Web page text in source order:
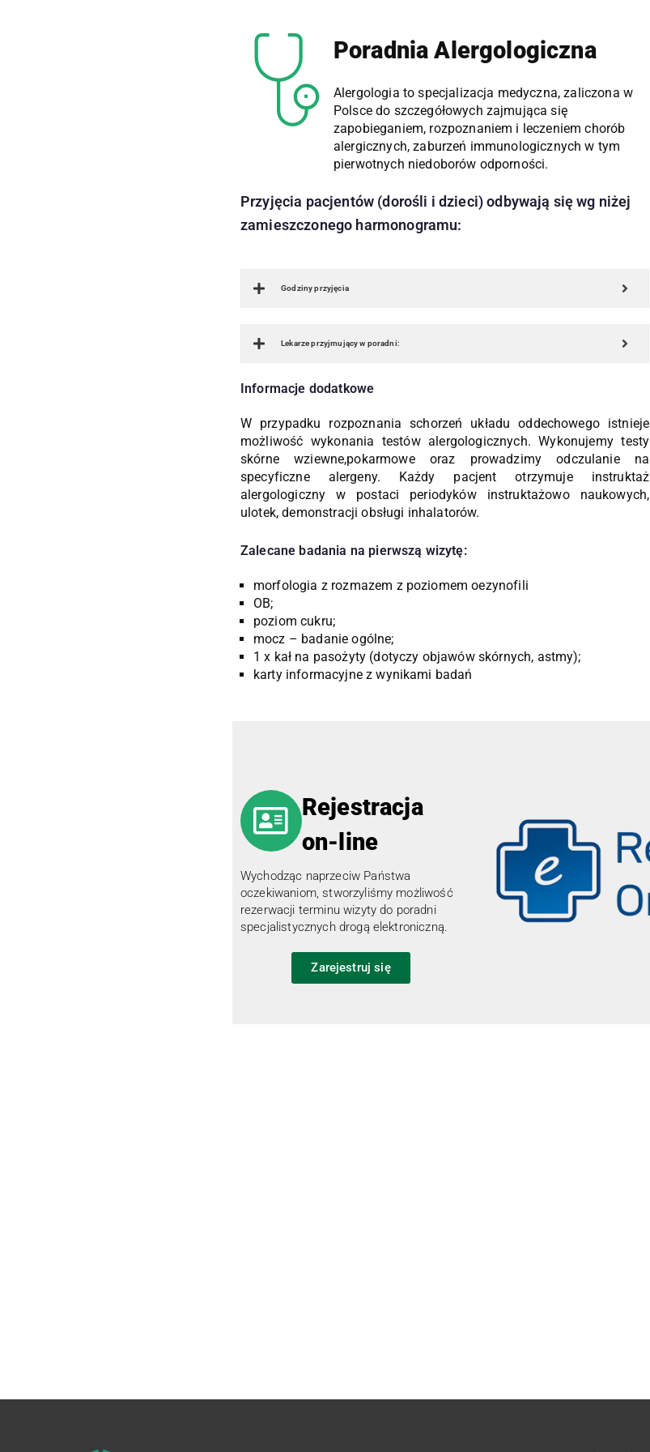
Poradnia Alergologiczna
Alergologia to specjalizacja medyczna, zaliczona w
Polsce do szczegółowych zajmująca się
zapobieganiem, rozpoznaniem i leczeniem chorób
alergicznych, zaburzeń immunologicznych w tym
pierwotnych niedoborów odporności.
Przyjęcia pacjentów (dorośli i dzieci) odbywają się wg niżej
zamieszczonego harmonogramu:
Godziny przyjęcia
Lekarze przyjmujący w poradni:
Informacje dodatkowe
W przypadku rozpoznania schorzeń układu oddechowego istnieje
możliwość wykonania testów alergologicznych. Wykonujemy testy
skórne wziewne,pokarmowe oraz prowadzimy odczulanie na
specyficzne alergeny. Każdy pacjent otrzymuje instruktaż
alergologiczny w postaci periodyków instruktażowo naukowych,
ulotek, demonstracji obsługi inhalatorów.
Zalecane badania na pierwszą wizytę:
morfologia z rozmazem z poziomem oezynofili
OB;
poziom cukru;
mocz – badanie ogólne;
1 x kał na pasożyty (dotyczy objawów skórnych, astmy);
karty informacyjne z wynikami badań
Rejestracja
on-line
Wychodząc naprzeciw Państwa
oczekiwaniom, stworzyliśmy możliwość
rezerwacji terminu wizyty do poradni
specjalistycznych drogą elektroniczną.
Zarejestruj się